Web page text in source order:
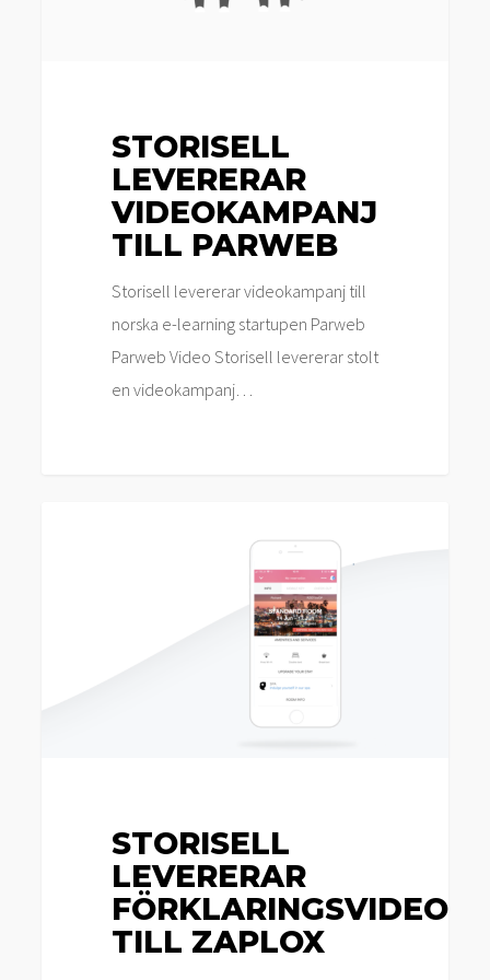
STORISELL
LEVERERAR
VIDEOKAMPANJ
TILL PARWEB
Storisell levererar videokampanj till
norska e-learning startupen Parweb
Parweb Video Storisell levererar stolt
en videokampanj…
STORISELL
LEVERERAR
FÖRKLARINGSVIDEO
TILL ZAPLOX